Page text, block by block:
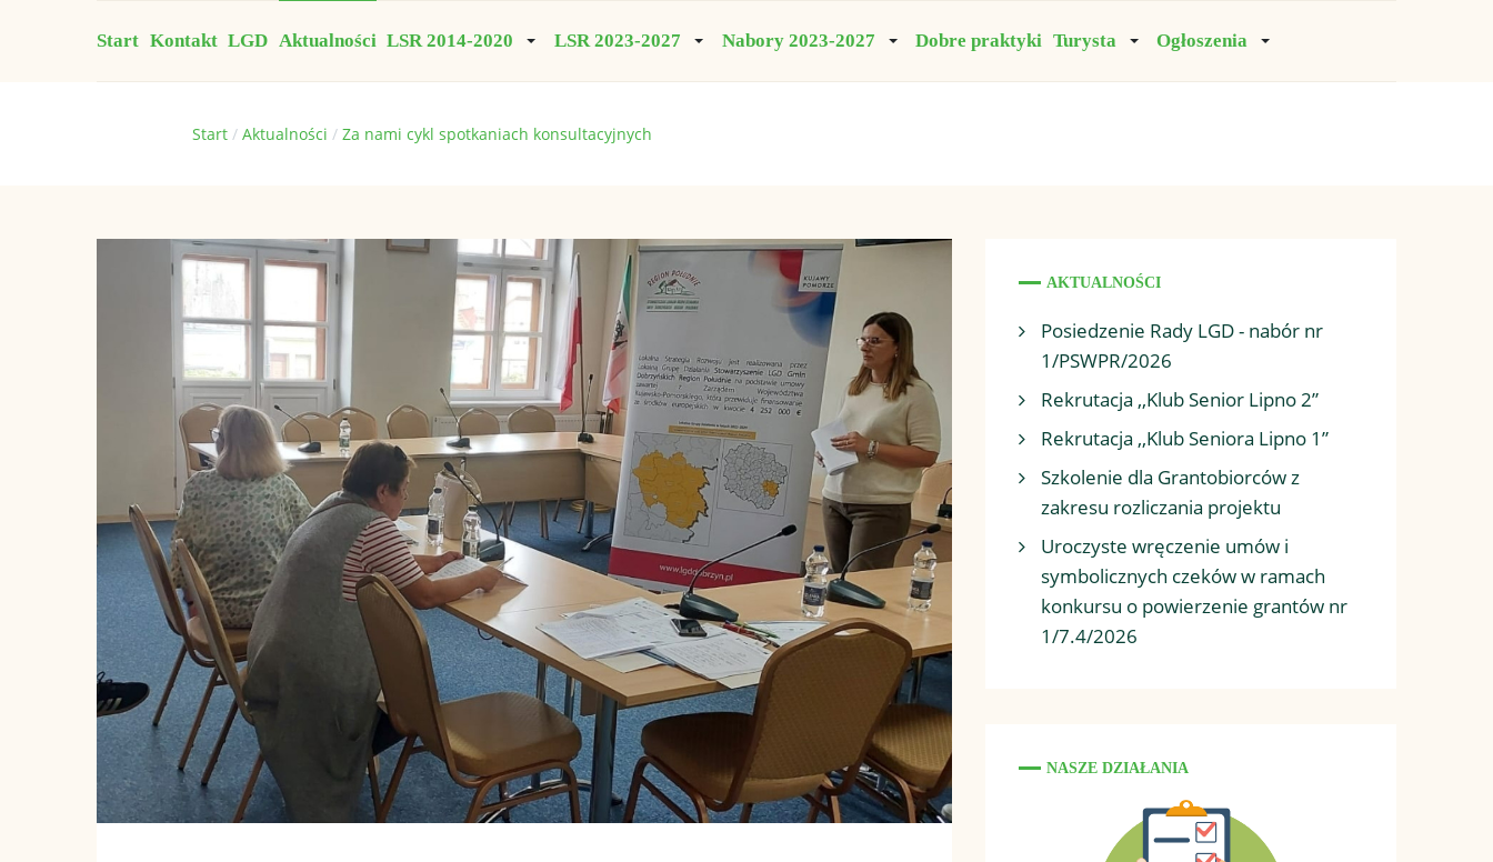
Start Kontakt LGD Aktualności LSR 2014-2020 LSR 2023-2027 Nabory 2023-2027 Dobre praktyki Turysta Ogłoszenia
Start Aktualności Za nami cykl spotkaniach konsultacyjnych
AKTUALNOŚCI
Posiedzenie Rady LGD - nabór nr
1/PSWPR/2026
Rekrutacja ,,Klub Senior Lipno 2”
Rekrutacja ,,Klub Seniora Lipno 1”
Szkolenie dla Grantobiorców z
zakresu rozliczania projektu
Uroczyste wręczenie umów i
symbolicznych czeków w ramach
konkursu o powierzenie grantów nr
1/7.4/2026
NASZE DZIAŁANIA